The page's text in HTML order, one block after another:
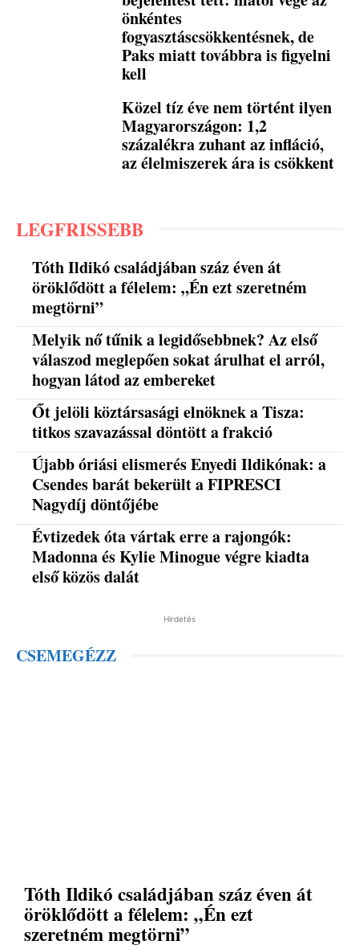
önkéntes
fogyasztáscsökkentésnek, de
Paks miatt továbbra is figyelni
kell
Közel tíz éve nem történt ilyen
Magyarországon: 1,2
százalékra zuhant az infláció,
az élelmiszerek ára is csökkent
LEGFRISSEBB
Tóth Ildikó családjában száz éven át
öröklődött a félelem: „Én ezt szeretném
megtörni”
Melyik nő tűnik a legidősebbnek? Az első
válaszod meglepően sokat árulhat el arról,
hogyan látod az embereket
Őt jelöli köztársasági elnöknek a Tisza:
titkos szavazással döntött a frakció
Újabb óriási elismerés Enyedi Ildikónak: a
Csendes barát bekerült a FIPRESCI
Nagydíj döntőjébe
Évtizedek óta vártak erre a rajongók:
Madonna és Kylie Minogue végre kiadta
első közös dalát
Hirdetés
CSEMEGÉZZ
Tóth Ildikó családjában száz éven át
öröklődött a félelem: „Én ezt
szeretném megtörni”